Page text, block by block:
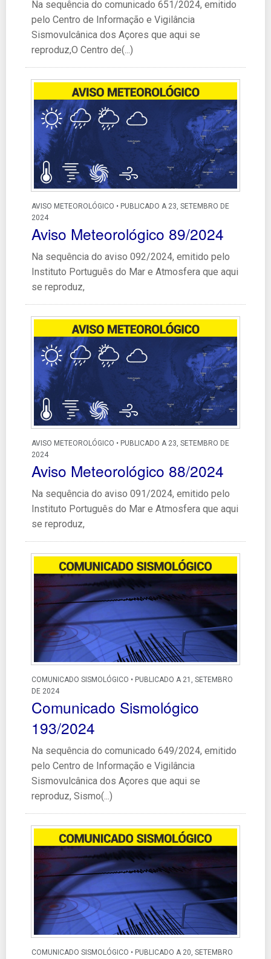
Na sequência do comunicado 651/2024, emitido
pelo Centro de Informação e Vigilância
Sismovulcânica dos Açores que aqui se
reproduz,O Centro de(...)
AVISO METEOROLÓGICO • PUBLICADO A 23, SETEMBRO DE
2024
Aviso Meteorológico 89/2024
Na sequência do aviso 092/2024, emitido pelo
Instituto Português do Mar e Atmosfera que aqui
se reproduz,
AVISO METEOROLÓGICO • PUBLICADO A 23, SETEMBRO DE
2024
Aviso Meteorológico 88/2024
Na sequência do aviso 091/2024, emitido pelo
Instituto Português do Mar e Atmosfera que aqui
se reproduz,
COMUNICADO SISMOLÓGICO • PUBLICADO A 21, SETEMBRO
DE 2024
Comunicado Sismológico
193/2024
Na sequência do comunicado 649/2024, emitido
pelo Centro de Informação e Vigilância
Sismovulcânica dos Açores que aqui se
reproduz, Sismo(...)
COMUNICADO SISMOLÓGICO • PUBLICADO A 20, SETEMBRO